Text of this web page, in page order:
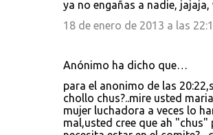
ya no engañas a nadie,
18 de enero de 2013 a las
Anónimo ha dicho que…
para el anonimo de las
chollo chus?..mire usted
mujer luchadora a veces lo
mal,usted cree que ah "chus"